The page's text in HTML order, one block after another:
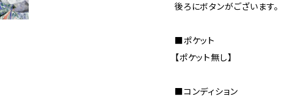
後ろにボタンがございます。
■ポケット
【ポケット無し】
■コンディション